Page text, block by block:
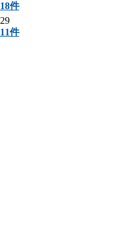
18件
29
11件